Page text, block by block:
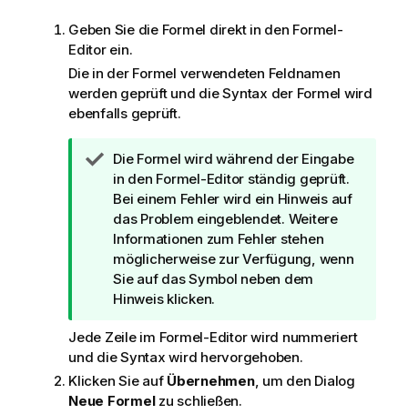
Geben Sie die Formel direkt in den Formel-
Editor ein.
Die in der Formel verwendeten Feldnamen
werden geprüft und die Syntax der Formel wird
ebenfalls geprüft.
T
i
p
p
h
i
n
w
i
s
Die Formel wird während der Eingabe
in den Formel-Editor ständig geprüft.
Bei einem Fehler wird ein Hinweis auf
das Problem eingeblendet. Weitere
Informationen zum Fehler stehen
möglicherweise zur Verfügung, wenn
Sie auf das Symbol neben dem
Hinweis klicken.
Jede Zeile im Formel-Editor wird nummeriert
und die Syntax wird hervorgehoben.
Klicken Sie auf Übernehmen, um den Dialog
Neue Formelzu schließen.